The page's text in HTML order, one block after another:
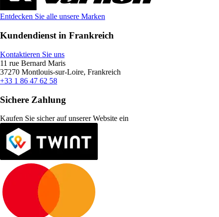
Entdecken Sie alle unsere Marken
Kundendienst in Frankreich
Kontaktieren Sie uns
11 rue Bernard Maris
37270 Montlouis-sur-Loire, Frankreich
+33 1 86 47 62 58
Sichere Zahlung
Kaufen Sie sicher auf unserer Website ein